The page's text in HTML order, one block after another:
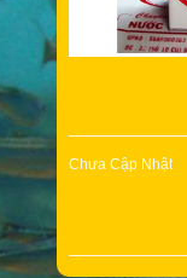
Chưa Cập Nhật